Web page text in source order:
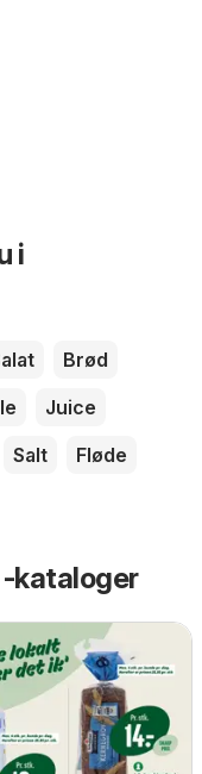
i
Brød
Juice
Salt
Fløde
kataloger